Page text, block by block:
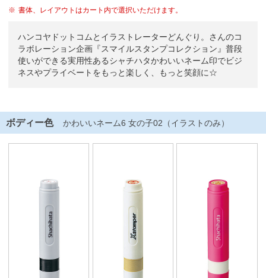
書体、レイアウトはカート内で選択いただけます。
ハンコヤドットコムとイラストレーターどんぐり。さんのコ
ラボレーション企画『スマイルスタンプコレクション』普段
使いができる実用性あるシャチハタかわいいネーム印でビジ
ネスやプライベートをもっと楽しく、もっと笑顔に☆
ボディー色 かわいいネーム6 女の子02（イラストのみ）